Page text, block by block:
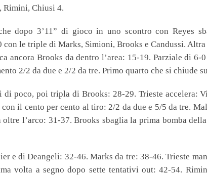
Rimini, Chiusi 4.
dopo 3’11” di gioco in uno scontro con Reyes
le triple di Marks, Simioni, Brooks e Candussi.
ancora Brooks da dentro l’area: 15-19. Parziale di 6-
2/2 da due e 2/2 da tre. Primo quarto che si chiude
poco, poi tripla di Brooks: 28-29. Trieste accelera:
il cento per cento al tiro: 2/2 da due e 5/5 da tre.
l’arco: 31-37. Brooks sbaglia la prima bomba
e di Deangeli: 32-46. Marks da tre: 38-46. Trieste
volta a segno dopo sette tentativi out: 42-54.